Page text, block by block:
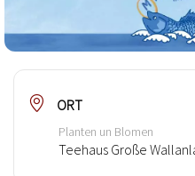
ORT
Planten un Blomen
Teehaus Große